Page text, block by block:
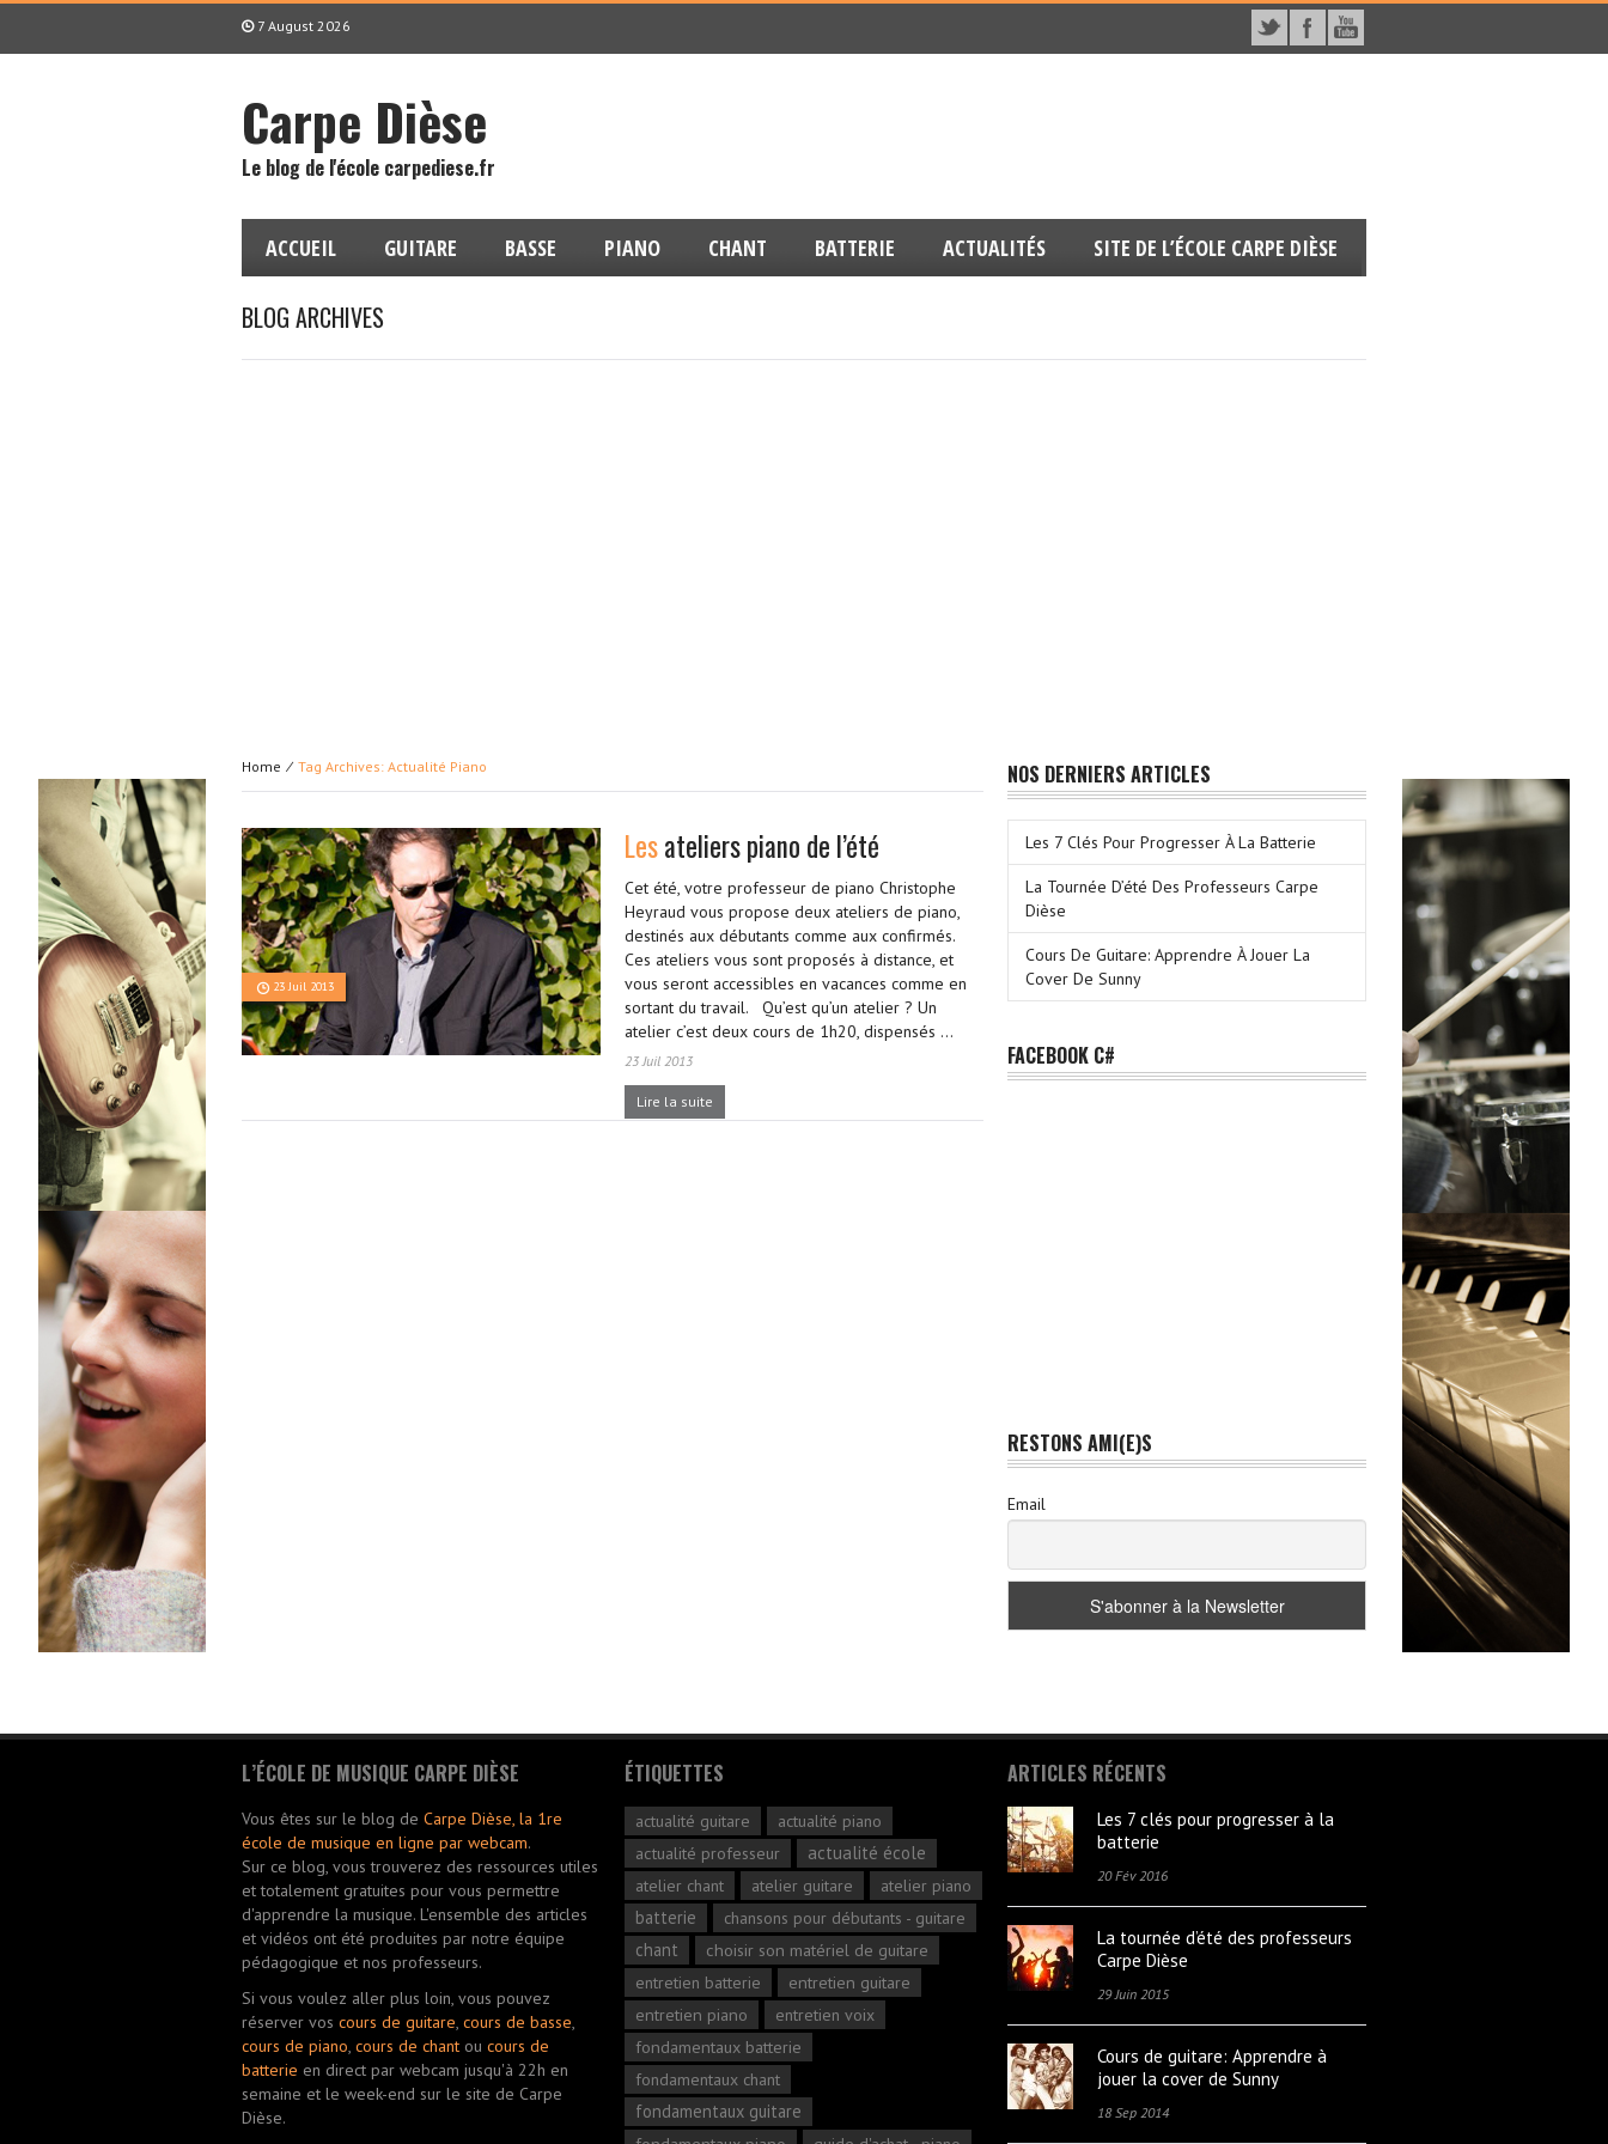
7 August 2026
Carpe Dièse
Le blog de l'école carpediese.fr
ACCUEIL GUITARE BASSE PIANO CHANT BATTERIE ACTUALITÉS SITE DE L’ÉCOLE CARPE DIÈSE
BLOG ARCHIVES
Home ⁄ Tag Archives: Actualité Piano
23 Juil 2013
Lesateliers piano de l’été
Cet été, votre professeur de piano Christophe
Heyraud vous propose deux ateliers de piano,
destinés aux débutants comme aux confirmés.
Ces ateliers vous sont proposés à distance, et
vous seront accessibles en vacances comme en
sortant du travail. Qu’est qu’un atelier ? Un
atelier c’est deux cours de 1h20, dispensés ...
23 Juil 2013
Lire la suite
NOS DERNIERS ARTICLES
Les 7 Clés Pour Progresser À La Batterie
La Tournée D’été Des Professeurs Carpe
Dièse
Cours De Guitare: Apprendre À Jouer La
Cover De Sunny
FACEBOOK C#
RESTONS AMI(E)S
Email
L’ÉCOLE DE MUSIQUE CARPE DIÈSE
Vous êtes sur le blog de Carpe Dièse, la 1re
école de musique en ligne par webcam.
Sur ce blog, vous trouverez des ressources utiles
et totalement gratuites pour vous permettre
d'apprendre la musique. L'ensemble des articles
et vidéos ont été produites par notre équipe
pédagogique et nos professeurs.
Si vous voulez aller plus loin, vous pouvez
réserver vos cours de guitare, cours de basse,
cours de piano, cours de chant ou cours de
batterie en direct par webcam jusqu'à 22h en
semaine et le week-end sur le site de Carpe
Dièse.
ÉTIQUETTES
actualité guitare
actualité piano
actualité professeur
actualité école
atelier chant atelier guitare atelier piano
batterie chansons pour débutants - guitare
chant choisir son matériel de guitare
entretien batterie entretien guitare
entretien piano entretien voix
fondamentaux batterie
fondamentaux chant
fondamentaux guitare
ARTICLES RÉCENTS
Les 7 clés pour progresser à la
batterie
20 Fév 2016
La tournée d’été des professeurs
Carpe Dièse
29 Juin 2015
Cours de guitare: Apprendre à
jouer la cover de Sunny
18 Sep 2014